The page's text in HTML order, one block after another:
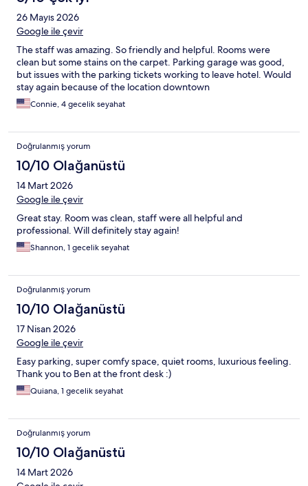
26 Mayıs 2026
Google ile çevir
The staff was amazing. So friendly and helpful. Rooms were
clean but some stains on the carpet. Parking garage was good,
but issues with the parking tickets working to leave hotel. Would
stay again because of the location downtown
Connie, 4 gecelik seyahat
Doğrulanmış yorum
10/10 Olağanüstü
14 Mart 2026
Google ile çevir
Great stay. Room was clean, staff were all helpful and
professional. Will definitely stay again!
Shannon, 1 gecelik seyahat
Doğrulanmış yorum
10/10 Olağanüstü
17 Nisan 2026
Google ile çevir
Easy parking, super comfy space, quiet rooms, luxurious feeling.
Thank you to Ben at the front desk :)
Quiana, 1 gecelik seyahat
Doğrulanmış yorum
10/10 Olağanüstü
14 Mart 2026